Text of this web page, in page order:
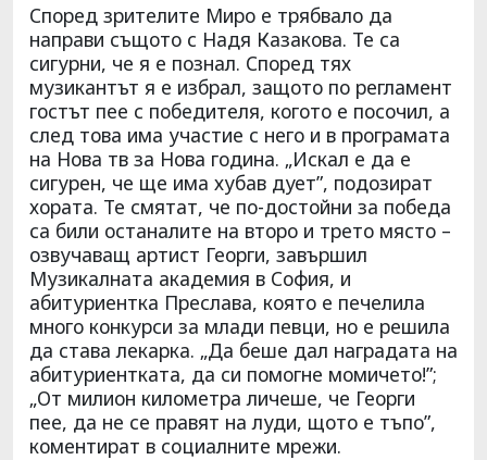
Според зрителите Миро е трябвало да
направи същото с Надя Казакова. Те са
сигурни, че я е познал. Според тях
музикантът я е избрал, защото по регламент
гостът пее с победителя, когото е посочил, а
след това има участие с него и в програмата
на Нова тв за Нова година. „Искал е да е
сигурен, че ще има хубав дует”, подозират
хората. Те смятат, че по-достойни за победа
са били останалите на второ и трето място –
озвучаващ артист Георги, завършил
Музикалната академия в София, и
абитуриентка Преслава, която е печелила
много конкурси за млади певци, но е решила
да става лекарка. „Да беше дал наградата на
абитуриентката, да си помогне момичето!”;
„От милион километра личеше, че Георги
пее, да не се правят на луди, щото е тъпо”,
коментират в социалните мрежи.